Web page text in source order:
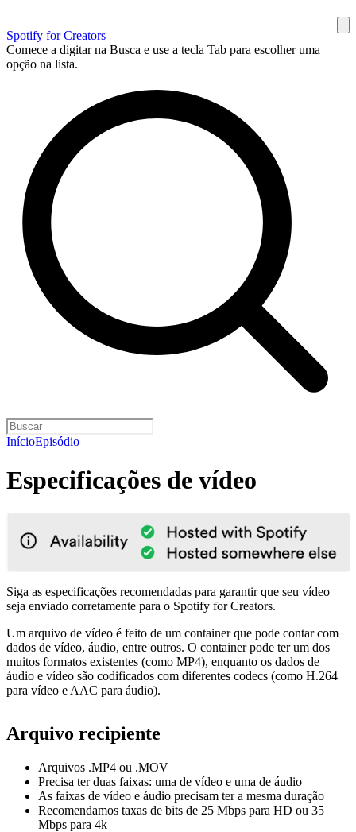
Spotify for Creators
Comece a digitar na Busca e use a tecla Tab para escolher uma
opção na lista.
InícioEpisódio
Especificações de vídeo
Siga as especificações recomendadas para garantir que seu vídeo
seja enviado corretamente para o Spotify for Creators.
Um arquivo de vídeo é feito de um container que pode contar com
dados de vídeo, áudio, entre outros. O container pode ter um dos
muitos formatos existentes (como MP4), enquanto os dados de
áudio e vídeo são codificados com diferentes codecs (como H.264
para vídeo e AAC para áudio).
Arquivo recipiente
Arquivos .MP4 ou .MOV
Precisa ter duas faixas: uma de vídeo e uma de áudio
As faixas de vídeo e áudio precisam ter a mesma duração
Recomendamos taxas de bits de 25 Mbps para HD ou 35
Mbps para 4k